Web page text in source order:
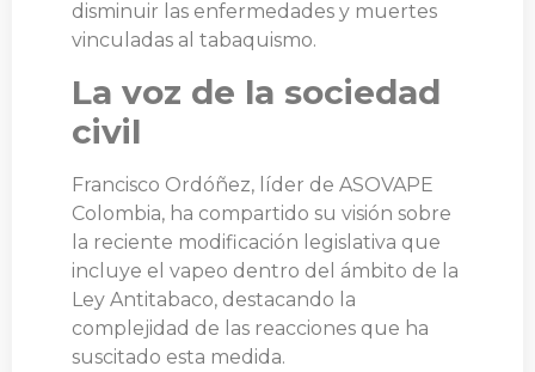
disminuir las enfermedades y muertes
vinculadas al tabaquismo.
La voz de la sociedad
civil
Francisco Ordóñez, líder de ASOVAPE
Colombia, ha compartido su visión sobre
la reciente modificación legislativa que
incluye el vapeo dentro del ámbito de la
Ley Antitabaco, destacando la
complejidad de las reacciones que ha
suscitado esta medida.